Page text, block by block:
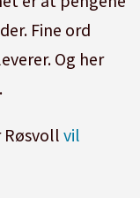
Fine ord
Og her
Røsvollvil